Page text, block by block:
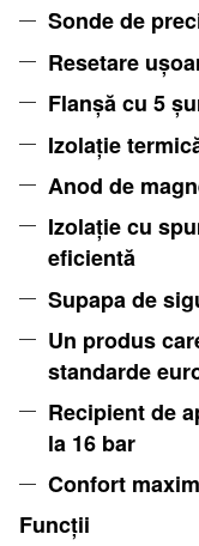
Sonde de
Resetare
Flanșă cu 5
Izolație
Anod de
Izolație cu
eficientă
Supapa de
Un produs
standarde
Recipient de
la 16 bar
Confort maxim
Funcții